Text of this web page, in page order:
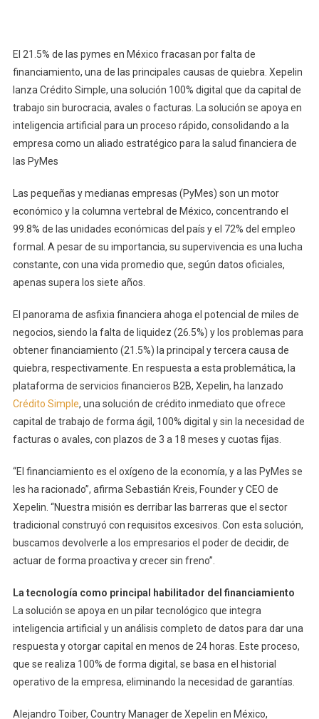
El 21.5% de las pymes en México fracasan por falta de
financiamiento, una de las principales causas de quiebra. Xepelin
lanza Crédito Simple, una solución 100% digital que da capital de
trabajo sin burocracia, avales o facturas. La solución se apoya en
inteligencia artificial para un proceso rápido, consolidando a la
empresa como un aliado estratégico para la salud financiera de
las PyMes
Las pequeñas y medianas empresas (PyMes) son un motor
económico y la columna vertebral de México, concentrando el
99.8% de las unidades económicas del país y el 72% del empleo
formal. A pesar de su importancia, su supervivencia es una lucha
constante, con una vida promedio que, según datos oficiales,
apenas supera los siete años.
El panorama de asfixia financiera ahoga el potencial de miles de
negocios, siendo la falta de liquidez (26.5%) y los problemas para
obtener financiamiento (21.5%) la principal y tercera causa de
quiebra, respectivamente. En respuesta a esta problemática, la
plataforma de servicios financieros B2B, Xepelin, ha lanzado
Crédito Simple, una solución de crédito inmediato que ofrece
capital de trabajo de forma ágil, 100% digital y sin la necesidad de
facturas o avales, con plazos de 3 a 18 meses y cuotas fijas.
“El financiamiento es el oxígeno de la economía, y a las PyMes se
les ha racionado”, afirma Sebastián Kreis, Founder y CEO de
Xepelin. “Nuestra misión es derribar las barreras que el sector
tradicional construyó con requisitos excesivos. Con esta solución,
buscamos devolverle a los empresarios el poder de decidir, de
actuar de forma proactiva y crecer sin freno”.
La tecnología como principal habilitador del financiamiento
La solución se apoya en un pilar tecnológico que integra
inteligencia artificial y un análisis completo de datos para dar una
respuesta y otorgar capital en menos de 24 horas. Este proceso,
que se realiza 100% de forma digital, se basa en el historial
operativo de la empresa, eliminando la necesidad de garantías.
Alejandro Toiber, Country Manager de Xepelin en México,